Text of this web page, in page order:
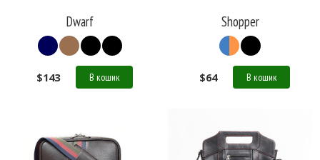
Dwarf
$143 В кошик
Shopper
$64 В кошик